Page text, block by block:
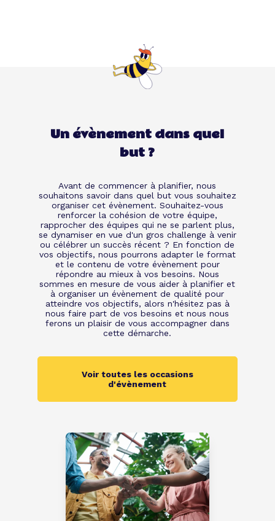
Un évènement dans quel
but ?
Avant de commencer à planifier, nous
souhaitons savoir dans quel but vous souhaitez
organiser cet évènement. Souhaitez-vous
renforcer la cohésion de votre équipe,
rapprocher des équipes qui ne se parlent plus,
se dynamiser en vue d'un gros challenge à venir
ou célébrer un succès récent ? En fonction de
vos objectifs, nous pourrons adapter le format
et le contenu de votre évènement pour
répondre au mieux à vos besoins. Nous
sommes en mesure de vous aider à planifier et
à organiser un évènement de qualité pour
atteindre vos objectifs, alors n'hésitez pas à
nous faire part de vos besoins et nous nous
ferons un plaisir de vous accompagner dans
cette démarche.
Voir toutes les occasions
d'évènement